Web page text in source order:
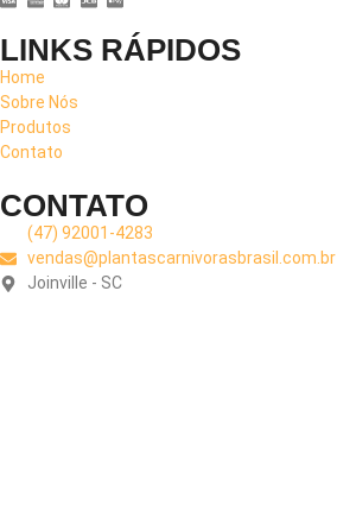
LINKS RÁPIDOS
Home
Sobre Nós
Produtos
Contato
CONTATO
(47) 92001-4283
vendas@plantascarnivorasbrasil.com.br
Joinville - SC